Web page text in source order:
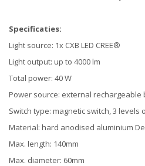
Specificaties:
Light source: 1x CXB LED CREE®
Light output: up to 4000 lm
Total power: 40 W
Power source: external rechargeable
Switch type: magnetic switch, 3 levels
Material: hard anodised aluminium
Max. length: 140mm
Max. diameter: 60mm